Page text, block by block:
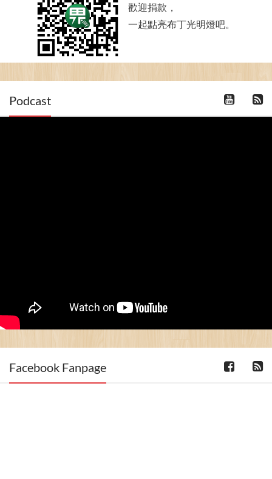
歡迎捐款，
一起點亮布丁光明燈吧。
Podcast
Facebook Fanpage